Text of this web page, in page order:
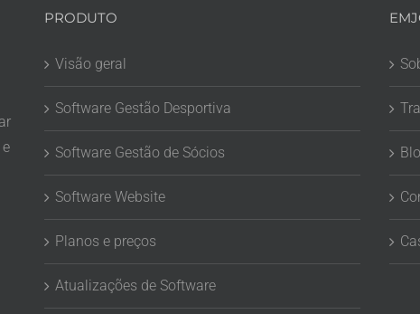
PRODUTO
Visão geral
Software Gestão Desportiva
Software Gestão de Sócios
Software Website
Planos e preços
Atualizações de Software